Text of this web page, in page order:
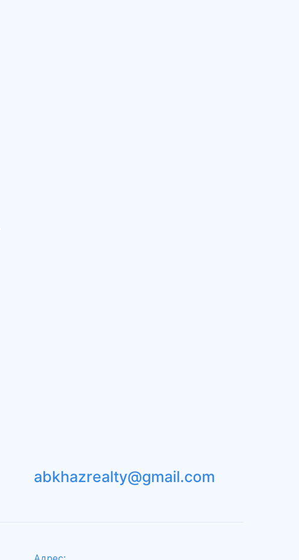
abkhazrealty@gmail.com